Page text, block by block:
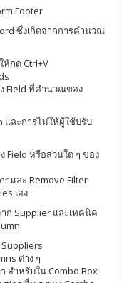
Footer
ซึ่งเกิดจากการคำนวณ
ห้กด Ctrl+V
Field ที่คำนวณของ
และการไม่ให้ผู้ใช้ปรับ
หรือส่วนใด ๆ ของ
และ Remove Filter
เอง
ก Supplier และเทคนิค
ต่าง ๆ
สำหรับใน Combo Box